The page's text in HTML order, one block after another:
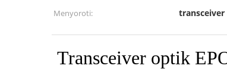
Menyoroti:
Transceiver optik